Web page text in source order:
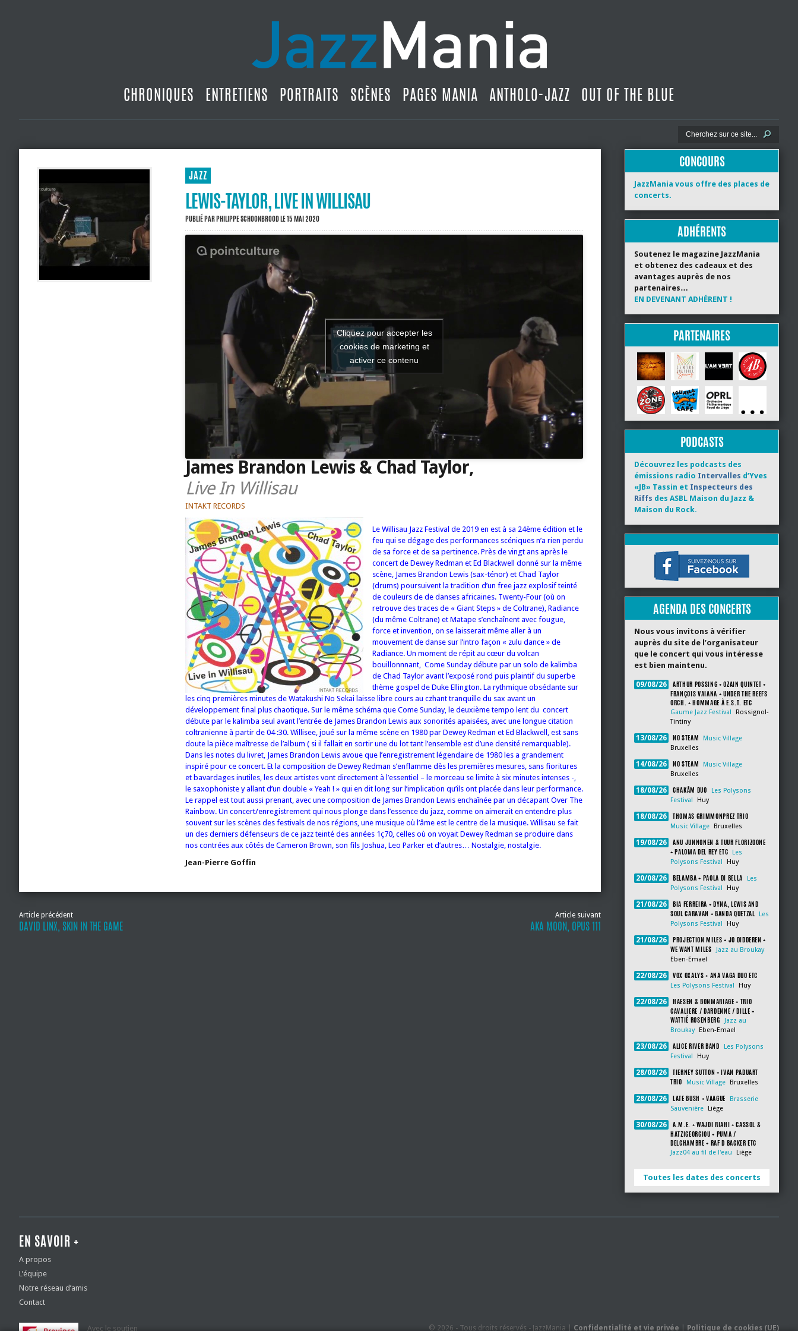
CHRONIQUES ENTRETIENS PORTRAITS SCÈNES PAGES MANIA ANTHOLO-JAZZ OUT OF THE BLUE
JAZZ
LEWIS-TAYLOR, LIVE IN WILLISAU
PUBLIÉ PARPHILIPPE SCHOONBROODLE 15 MAI 2020
Cliquez pour accepter les
cookies de marketing et
activer ce contenu
James Brandon Lewis & Chad Taylor,
Live In Willisau
INTAKT RECORDS
Le Willisau Jazz Festival de 2019 en est à sa 24ème édition et le
feu qui se dégage des performances scéniques n’a rien perdu
de sa force et de sa pertinence. Près de vingt ans après le
concert de Dewey Redman et Ed Blackwell donné sur la même
scène, James Brandon Lewis (sax-ténor) et Chad Taylor
(drums) poursuivent la tradition d’un free jazz explosif teinté
de couleurs de de danses africaines. Twenty-Four (où on
retrouve des traces de « Giant Steps » de Coltrane), Radiance
(du même Coltrane) et Matape s’enchaînent avec fougue,
force et invention, on se laisserait même aller à un
mouvement de danse sur l’intro façon « zulu dance » de
Radiance. Un moment de répit au cœur du volcan
bouillonnnant, Come Sunday débute par un solo de kalimba
de Chad Taylor avant l’exposé rond puis plaintif du superbe
thème gospel de Duke Ellington. La rythmique obsédante sur
les cinq premières minutes de Watakushi No Sekai laisse libre cours au czhant tranquille du sax avant un
développement final plus chaotique. Sur le même schéma que Come Sunday, le deuxième tempo lent du concert
débute par le kalimba seul avant l’entrée de James Brandon Lewis aux sonorités apaisées, avec une longue citation
coltranienne à partir de 04 :30. Willisee, joué sur la même scène en 1980 par Dewey Redman et Ed Blackwell, est sans
doute la pièce maîtresse de l’album ( si il fallait en sortir une du lot tant l’ensemble est d’une densité remarquable).
Dans les notes du livret, James Brandon Lewis avoue que l’enregistrement légendaire de 1980 les a grandement
inspiré pour ce concert. Et la composition de Dewey Redman s’enflamme dès les premières mesures, sans fioritures
et bavardages inutiles, les deux artistes vont directement à l’essentiel – le morceau se limite à six minutes intenses -,
le saxophoniste y allant d’un double « Yeah ! » qui en dit long sur l’implication qu’ils ont placée dans leur performance.
Le rappel est tout aussi prenant, avec une composition de James Brandon Lewis enchaînée par un décapant Over The
Rainbow. Un concert/enregistrement qui nous plonge dans l’essence du jazz, comme on aimerait en entendre plus
souvent sur les scènes des festivals de nos régions, une musique où l’âme est le centre de la musique. Willisau se fait
un des derniers défenseurs de ce jazz teinté des années 1ç70, celles où on voyait Dewey Redman se produire dans
nos contrées aux côtés de Cameron Brown, son fils Joshua, Leo Parker et d’autres… Nostalgie, nostalgie.
Jean-Pierre Goffin
Article précédent
DAVID LINX, SKIN IN THE GAME
Article suivant
AKA MOON, OPUS 111
CONCOURS
JazzMania vous offre des places de
concerts.
ADHÉRENTS
Soutenez le magazine JazzMania
et obtenez des cadeaux et des
avantages auprès de nos
partenaires…
EN DEVENANT ADHÉRENT !
PARTENAIRES
PODCASTS
Découvrez les podcasts des
émissions radio Intervalles d’Yves
«JB» Tassin et Inspecteurs des
Riffs des ASBL Maison du Jazz &
Maison du Rock.
AGENDA DES CONCERTS
Nous vous invitons à vérifier
auprès du site de l’organisateur
que le concert qui vous intéresse
est bien maintenu.
09/08/26
ARTHUR POSSING + OZAIN QUINTET +
FRANÇOIS VAIANA + UNDER THE REEFS
ORCH. + HOMMAGE À E.S.T. ETC
Gaume Jazz Festival
Rossignol-
Tintiny
13/08/26 NO STEAM
Music Village
Bruxelles
14/08/26 NO STEAM
Music Village
Bruxelles
18/08/26 CHAKÂM DUO
Les Polysons
Festival
Huy
18/08/26 THOMAS GRIMMONPREZ TRIO
Music Village Bruxelles
19/08/26
ANU JUNNONEN & TUUR FLORIZOONE
+ PALOMA DEL REY ETC
Les
Polysons Festival
Huy
20/08/26 BELAMBA + PAOLA DI BELLA
Les
Polysons Festival
Huy
21/08/26
BIA FERREIRA + DYNA, LEWIS AND
SOUL CARAVAN + BANDA QUETZAL
Les
Polysons Festival
Huy
21/08/26
PROJECTION MILES + JO DIDDEREN +
WE WANT MILES
Jazz au Broukay
Eben-Emael
22/08/26 VOX OXALYS + ANA VAGA DUO ETC
Les Polysons Festival Huy
22/08/26
HAESEN & BONMARIAGE + TRIO
CAVALIERE / DARDENNE / DILLE +
WATTIÉ ROSENBERG
Jazz au
Broukay
Eben-Emael
23/08/26 ALICE RIVER BAND
Les Polysons
Festival
Huy
28/08/26
TIERNEY SUTTON + IVAN PADUART
TRIO
Music Village Bruxelles
28/08/26 LATE BUSH + VAAGUE
Brasserie
Sauvenière
Liège
30/08/26
A.M.E. + WAJDI RIAHI + CASSOL &
HATZIGEORGIOU + PUMA /
DELCHAMBRE + RAF D BACKER ETC
Jazz04 au fil de l'eau Liège
Toutes les dates des concerts
EN SAVOIR +
A propos
L’équipe
Notre réseau d’amis
Contact
Avec le soutien © 2026 - Tous droits réservés - JazzMania | Confidentialité et vie privée Politique de cookies (UE)